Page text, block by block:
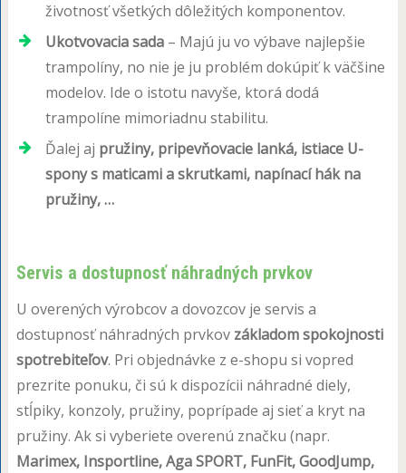
životnosť všetkých dôležitých komponentov.
Ukotvovacia sada– Majú ju vo výbave najlepšie
trampolíny, no nie je ju problém dokúpiť k väčšine
modelov. Ide o istotu navyše, ktorá dodá
trampolíne mimoriadnu stabilitu.
Ďalej aj pružiny, pripevňovacie lanká, istiace U-
spony s maticami a skrutkami, napínací hák na
pružiny, …
Servis a dostupnosť náhradných prvkov
U overených výrobcov a dovozcov je servis a
dostupnosť náhradných prvkovzákladom spokojnosti
spotrebiteľov. Pri objednávke z e-shopu si vopred
prezrite ponuku, či sú k dispozícii náhradné diely,
stĺpiky, konzoly, pružiny, poprípade aj sieť a kryt na
pružiny. Ak si vyberiete overenú značku (napr.
Marimex, Insportline, Aga SPORT, FunFit, GoodJump,